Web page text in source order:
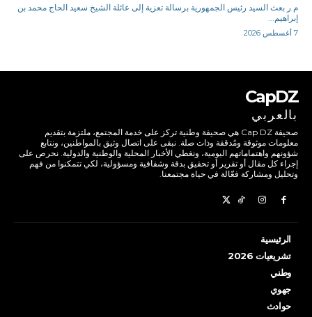
م.ر بعث السيد رئيس الجمهورية برسالة تعزية إلى عائلة الشيخ سعيد الحاج محمد بن
إبراهيم...
7 أغسطس 2026
CapDZ
بالعربي
صحيفة Cap DZ هي صحيفة وطنية تركز على خدمة المجتمع، ملتزمة بتقديم
معلومات موثوقة ومُدققة وذات صلة. نبقى على اتصال وثيق بالمواطنين، ونتابع
شؤونهم واهتماماتهم اليومية، ونغطي الأخبار المحلية والوطنية والدولية. نحرص على
إجراء كل مقال أو تقرير أو تحقيق بدقة وشفافية ومسؤولية، لكي تتمكنوا من فهم
وتحليل ومشاركة فعّالة في حياة مجتمعنا.
الرئيسية
تشريعيات 2026
وطني
جهوي
حوادث